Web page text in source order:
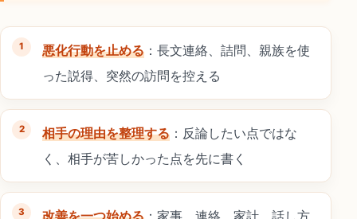
悪化行動を止める ：長文連絡、詰問、親族を使
った説得、突然の訪問を控える
相手の理由を整理する ：反論したい点ではな
く、相手が苦しかった点を先に書く
改善を一つ始める ：家事、連絡、家計、話し方